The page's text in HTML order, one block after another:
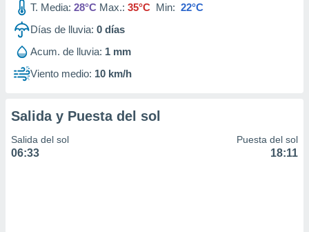
1199
T. Media: 28°C Max.: 35°C Min: 22°C
Días de lluvia: 0 días
Acum. de lluvia: 1 mm
Viento medio: 10 km/h
Salida y Puesta del sol
Salida del sol
06:33
Puesta del sol
18:11